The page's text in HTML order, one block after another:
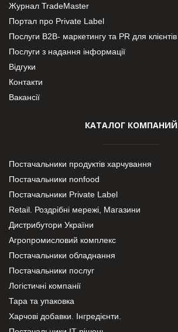
Журнал TradeMaster
Портал про Private Label
Послуги В2В- маркетингу та PR для клієнтів
Послуги з надання інформації
Відгуки
Контакти
Вакансії
КАТАЛОГ КОМПАНИЙ
Постачальники продуктів харчування
Постачальники nonfood
Постачальники Private Label
Retail. Роздрібні мережі, Магазини
Дистрибутори України
Агропромисловий комплекс
Постачальники обладнання
Постачальники послуг
Логістичні компанії
Тара та упаковка
Харчові добавки. Інгредієнти.